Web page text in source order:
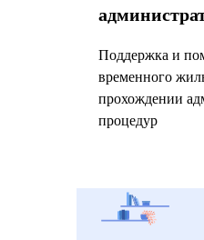
Поддержка и
временного
прохождении
процедур